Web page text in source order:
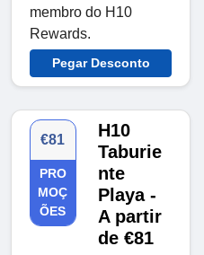
membro do H10
Rewards.
Pegar Desconto
€81
PRO
MOÇ
ÕES
H10
Taburie
nte
Playa -
A partir
de €81